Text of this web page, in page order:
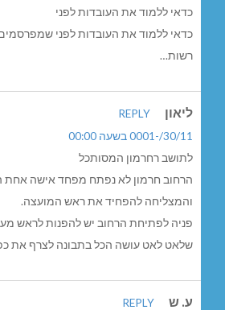
כדאי ללמוד את העובדות לפני
כדאי ללמוד את העובדות לפני
רשות…
ליאון
REPLY
30/11/-0001 בשעה 00:00
לתושב רחרמון המסותכל
הרחוב חרמון לא נפתח מפחד אישה
והמצליחה להפחיד את ראש המועצה.
פניה לפתיחת הרחוב יש להפנות לראש
שלאט לאט עושה הכל בתבונה לצרף את
ע. ש
REPLY